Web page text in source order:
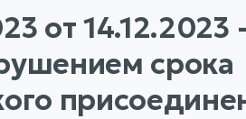
от
срока